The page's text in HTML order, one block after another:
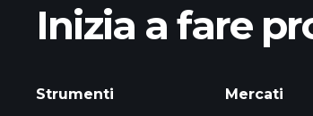
Inizia a fare
Strumenti Mercati